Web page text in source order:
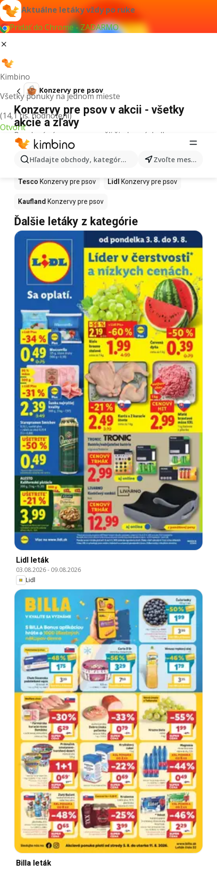
Aktuálne letáky vždy po ruke
Pridať do Chrome - ZADARMO
Kimbino
Všetky ponuky na jednom mieste
(14,1 tis. hodnotení)
Otvoriť
Hľadajte obchody, kategórie, produkty... Zvoľte mesto
Konzervy pre psov
Konzervy pre psov v akcii - všetky
akcie a zľavy
Pre daný výraz sme nenašli žiadne výsledky.
Konzervy pre psov v akcii - Kde
kúpiť?
Tesco Konzervy pre psov Lidl Konzervy pre psov
Kaufland Konzervy pre psov
Ďalšie letáky z kategórie
Lidl leták
03.08.2026- 09.08.2026
Lidl
Billa leták